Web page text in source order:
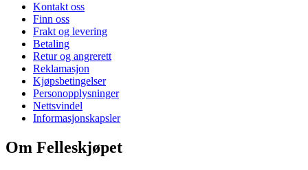
Kontakt oss
Finn oss
Frakt og levering
Betaling
Retur og angrerett
Reklamasjon
Kjøpsbetingelser
Personopplysninger
Nettsvindel
Informasjonskapsler
Om Felleskjøpet